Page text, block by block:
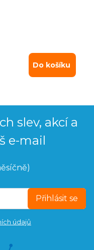
Do košíku
slev, akcí a
e-mail
Přihlásit se
údajů